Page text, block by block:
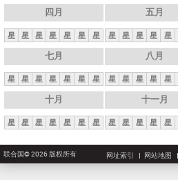
四月
星 星 星 星 星 星 星
五月
星 星 星 星 星
七月
星 星 星 星 星 星 星
八月
星 星 星 星 星
十月
星 星 星 星 星 星 星
十一月
星 星 星 星 星
联合国© 2026 版权所有 网址索引 网站地图